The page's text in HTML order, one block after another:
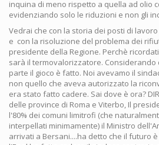
inquina di meno rispetto a quella ad olio
evidenziando solo le riduzioni e non gli
Vedrai che con la storia dei posti di
e con la risoluzione del problema dei
presidente della Regione. Perchè
sarà il termovalorizzatore. Considerando
parte il gioco è fatto. Noi avevamo il
non quello che aveva autorizzato la
era stato fatto cadere. Sai dove è ora?
delle province di Roma e Viterbo, Il
l'80% dei comuni limitrofi (che
interpellati minimamente) il Ministro
arrivati a Bersani....ha detto che il futuro